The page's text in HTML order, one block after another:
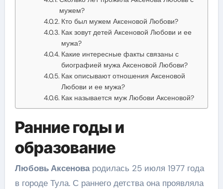
мужем?
Кто был мужем Аксеновой Любови?
Как зовут детей Аксеновой Любови и ее
мужа?
Какие интересные факты связаны с
биографией мужа Аксеновой Любови?
Как описывают отношения Аксеновой
Любови и ее мужа?
Как называется муж Любови Аксеновой?
Ранние годы и
образование
Любовь Аксеновародилась 25 июля 1977 года
в городе Тула. С раннего детства она проявляла